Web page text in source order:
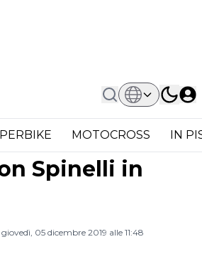
MOTOCROSS IN
La Nuova Realtà Reale Avintia
realtà
MTA
Spinelli in
giovedì, 05 dicembre 2019 alle 11:48